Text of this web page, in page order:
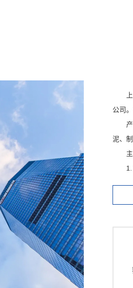
上海
公司
产品
泥、
主要
1. 物